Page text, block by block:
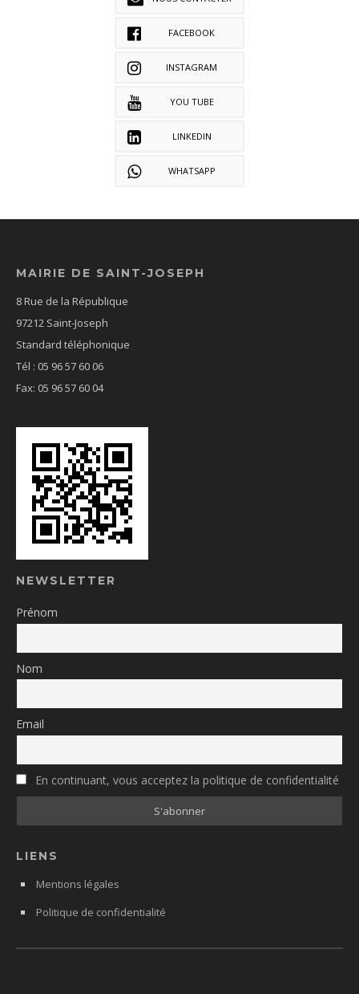
FACEBOOK
INSTAGRAM
YOU TUBE
LINKEDIN
WHATSAPP
MAIRIE DE SAINT-JOSEPH
8 Rue de la République
97212 Saint-Joseph
Standard téléphonique
Tél : 05 96 57 60 06
Fax: 05 96 57 60 04
NEWSLETTER
Prénom
Nom
Email
En continuant, vous acceptez la politique de confidentialité
LIENS
Mentions légales
Politique de confidentialité